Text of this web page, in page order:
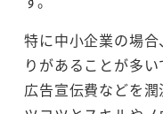
特に中小企業の場
りがあることが多い
広告宣伝費などを